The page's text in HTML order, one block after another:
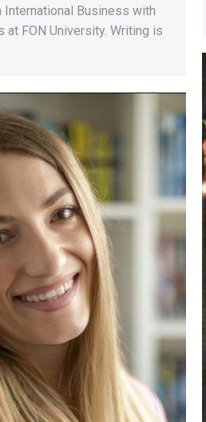
Business with
at FON University. Writing is